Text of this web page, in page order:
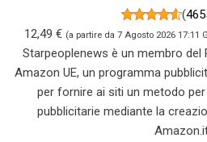
(
12,49 € (a partire da 7 Agosto 2026 17:11
Starpeoplenews è un membro del
Amazon UE, un programma
per fornire ai siti un metodo
pubblicitarie mediante la